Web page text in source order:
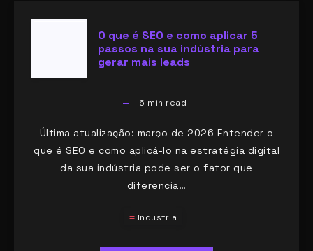
O que é SEO e como aplicar 5
passos na sua indústria para
gerar mais leads
6 min read
Última atualização: março de 2026 Entender o
que é SEO e como aplicá-lo na estratégia digital
da sua indústria pode ser o fator que
diferencia…
Industria